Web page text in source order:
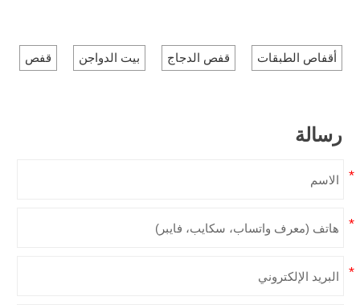
أقفاص الطبقات قفص الدجاج بيت الدواجن قفص
رسالة